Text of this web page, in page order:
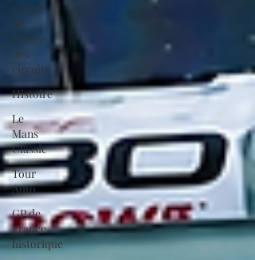
Coupe
de
France
des
circuits
Histoire
Le
Mans
Classic
Tour
Auto
GP de
France
historique